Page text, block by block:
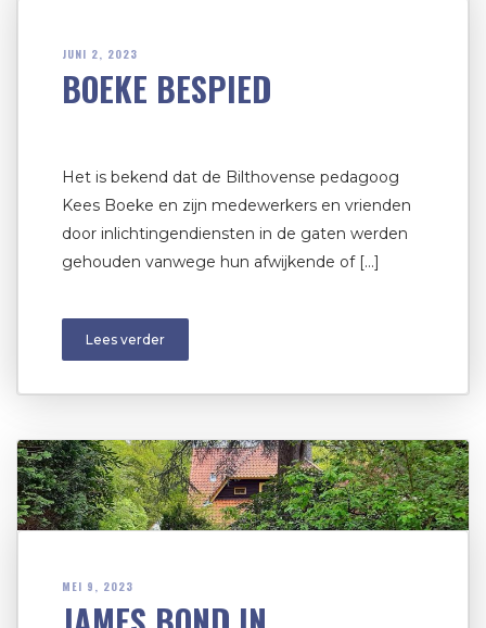
JUNI 2, 2023
BOEKE BESPIED
Het is bekend dat de Bilthovense pedagoog
Kees Boeke en zijn medewerkers en vrienden
door inlichtingendiensten in de gaten werden
gehouden vanwege hun afwijkende of […]
Lees verder
MEI 9, 2023